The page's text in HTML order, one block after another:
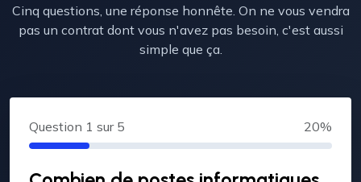
Cinq questions, une réponse honnête. On ne vous vendra
pas un contrat dont vous n'avez pas besoin, c'est aussi
simple que ça.
Question 1 sur 5 20%